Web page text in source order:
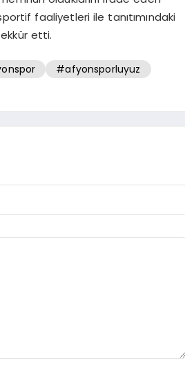
faaliyetleri ile tanıtımındaki
etti.
#afyonsporluyuz